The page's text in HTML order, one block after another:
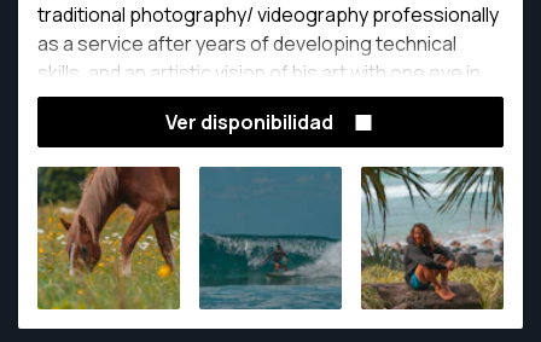
traditional photography/ videography professionally
as a service after years of developing technical
skills, and an artistic vision of his art with one eye in
the earth and another in the sky.
Ver disponibilidad